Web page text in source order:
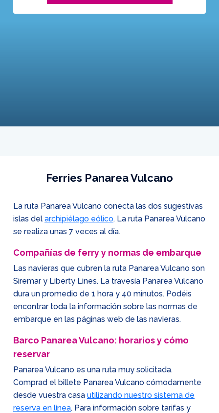
Ferries Panarea Vulcano
La ruta Panarea Vulcano conecta las dos sugestivas
islas del archipiélago eólico. La ruta Panarea Vulcano
se realiza unas 7 veces al día.
Compañías de ferry y normas de embarque
Las navieras que cubren la ruta Panarea Vulcano son
Siremar y Liberty Lines. La travesía Panarea Vulcano
dura un promedio de 1 hora y 40 minutos. Podéis
encontrar toda la información sobre las normas de
embarque en las páginas web de las navieras.
Barco Panarea Vulcano: horarios y cómo
reservar
Panarea Vulcano es una ruta muy solicitada.
Comprad el billete Panarea Vulcano cómodamente
desde vuestra casa utilizando nuestro sistema de
reserva en línea. Para información sobre tarifas y